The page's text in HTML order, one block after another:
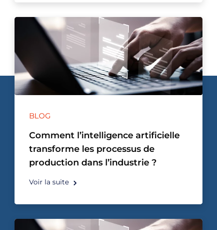
BLOG
Comment l’intelligence artificielle
transforme les processus de
production dans l’industrie ?
Voir la suite